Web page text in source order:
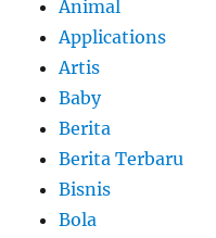
Animal
Applications
Artis
Baby
Berita
Berita Terbaru
Bisnis
Bola